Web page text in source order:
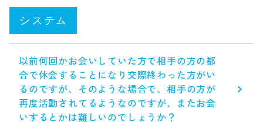
システム
以前何回かお会いしていた方で相手の方の都
合で休会することになり交際終わった方がい
るのですが、そのような場合で、相手の方が
再度活動されてるようなのですが、またお会
いするとかは難しいのでしょうか？